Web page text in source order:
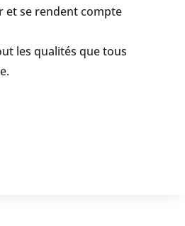
et se rendent compte
les qualités que tous